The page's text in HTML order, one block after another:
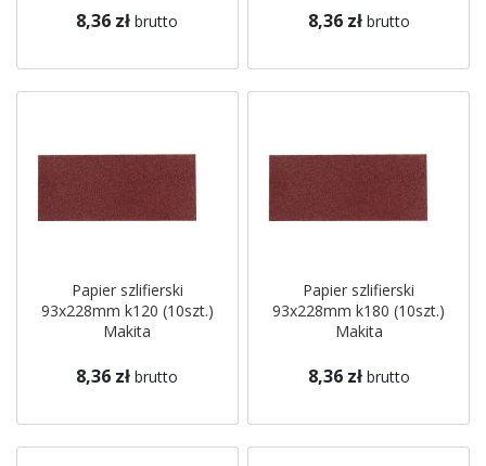
8,36 zł brutto 8,36 zł brutto
Papier szlifierski
93x228mm k120 (10szt.)
Makita
8,36 zł brutto
Papier szlifierski
93x228mm k180 (10szt.)
Makita
8,36 zł brutto